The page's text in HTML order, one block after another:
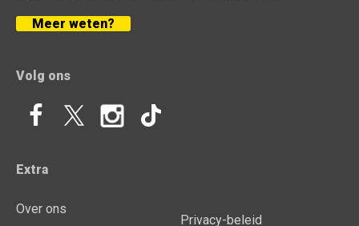
Meer weten?
Volg ons
Extra
Over ons
Privacy-beleid